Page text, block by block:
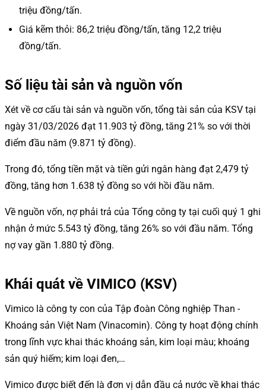
triệu đồng/tấn.
Giá kẽm thỏi: 86,2 triệu đồng/tấn, tăng 12,2 triệu
đồng/tấn.
Số liệu tài sản và nguồn vốn
Xét về cơ cấu tài sản và nguồn vốn, tổng tài sản của KSV tại
ngày 31/03/2026 đạt 11.903 tỷ đồng, tăng 21% so với thời
điểm đầu năm (9.871 tỷ đồng).
Trong đó, tổng tiền mặt và tiền gửi ngân hàng đạt 2,479 tỷ
đồng, tăng hơn 1.638 tỷ đồng so với hồi đầu năm.
Về nguồn vốn, nợ phải trả của Tổng công ty tại cuối quý 1 ghi
nhận ở mức 5.543 tỷ đồng, tăng 26% so với đầu năm. Tổng
nợ vay gần 1.880 tỷ đồng.
Khái quát về VIMICO (KSV)
Vimico là công ty con của Tập đoàn Công nghiệp Than -
Khoáng sản Việt Nam (Vinacomin). Công ty hoạt động chính
trong lĩnh vực khai thác khoáng sản, kim loại màu; khoáng
sản quý hiếm; kim loại đen,…
Vimico được biết đến là đơn vị dẫn đầu cả nước về khai thác